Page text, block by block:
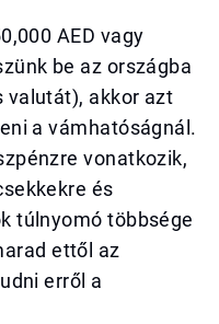
AED vagy
be az országba
valutát), akkor azt
a vámhatóságnál.
vonatkozik,
és
túlnyomó többsége
ettől az
erről a